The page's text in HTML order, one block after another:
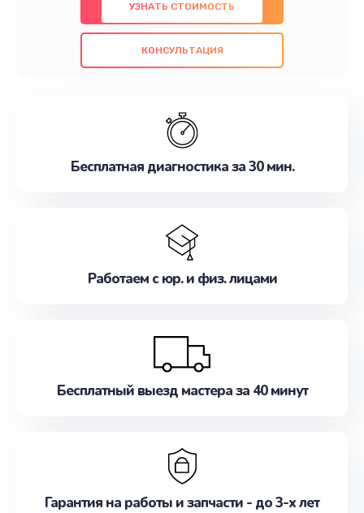
использованием оригинальных компонентов, а
также гарантируем качество всех
проведенных работ. Наша цель - предоставить
наилучшим образом. Не медлите записаться на
УЗНАТЬ СТОИМОСТЬ
КОНСУЛЬТАЦИЯ
Бесплатная диагностика за 30 мин.
Работаем с юр. и физ. лицами
Бесплатный выезд мастера за 40 минут
Гарантия на работы и запчасти - до 3-х лет